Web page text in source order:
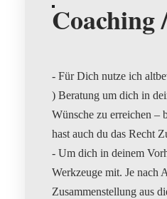
Coaching
- Für Dich nutze ich
) Beratung um dich in
Wünsche zu erreichen –
hast auch du das Recht
- Um dich in deinem
Werkzeuge mit. Je nach
Zusammenstellung aus